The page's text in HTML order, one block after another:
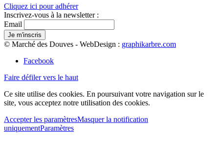
Cliquez ici pour adhérer
Inscrivez-vous à la newsletter :
Email
© Marché des Douves - WebDesign : graphikarbre.com
Facebook
Faire défiler vers le haut
Ce site utilise des cookies. En poursuivant votre navigation sur le
site, vous acceptez notre utilisation des cookies.
Accepter les paramètresMasquer la notification
uniquementParamètres